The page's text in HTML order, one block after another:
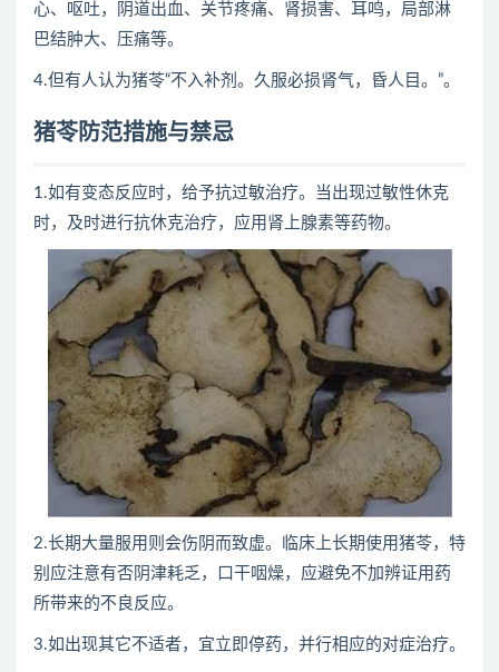
心、呕吐，阴道出血、关节疼痛、肾损害、耳鸣，局部淋
巴结肿大、压痛等。
4.但有人认为猪苓“不入补剂。久服必损肾气，昏人目。”。
猪苓防范措施与禁忌
1.如有变态反应时，给予抗过敏治疗。当出现过敏性休克
时，及时进行抗休克治疗，应用肾上腺素等药物。
2.长期大量服用则会伤阴而致虚。临床上长期使用猪苓，特
别应注意有否阴津耗乏，口干咽燥，应避免不加辨证用药
所带来的不良反应。
3.如出现其它不适者，宜立即停药，并行相应的对症治疗。